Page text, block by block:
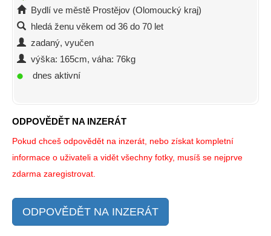
Bydlí ve městě Prostějov (Olomoucký kraj)
hledá ženu věkem od 36 do 70 let
zadaný, vyučen
výška: 165cm, váha: 76kg
dnes aktivní
ODPOVĚDĚT NA INZERÁT
Pokud chceš odpovědět na inzerát, nebo získat kompletní
informace o uživateli a vidět všechny fotky, musíš se nejprve
zdarma zaregistrovat.
ODPOVĚDĚT NA INZERÁT